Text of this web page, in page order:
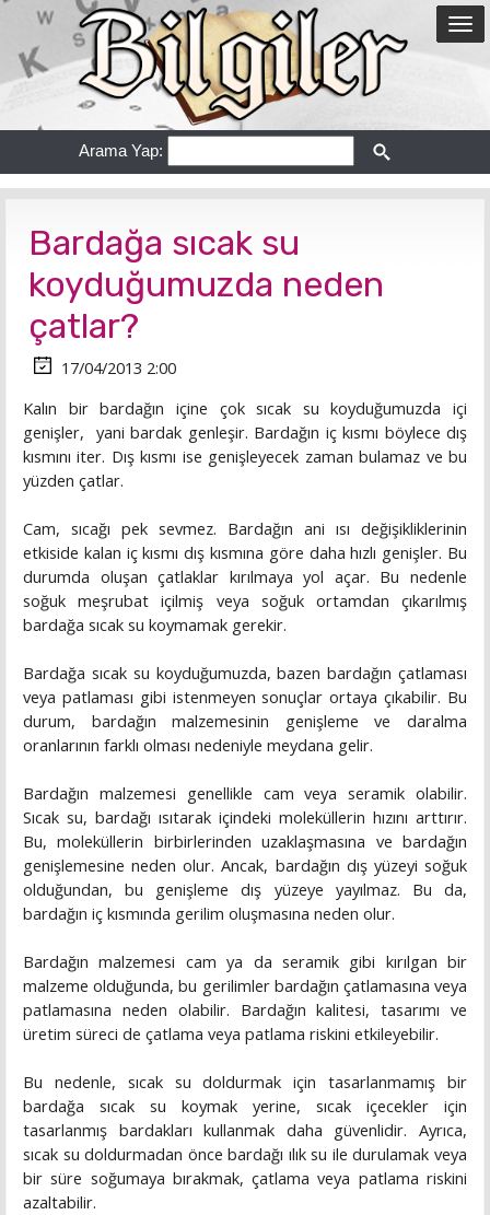
Arama Yap:
Bardağa sıcak su
koyduğumuzda neden
çatlar?
17/04/2013 2:00
Kalın bir bardağın içine çok sıcak su koyduğumuzda içi
genişler, yani bardak genleşir. Bardağın iç kısmı böylece dış
kısmını iter. Dış kısmı ise genişleyecek zaman bulamaz ve bu
yüzden çatlar.
Cam, sıcağı pek sevmez. Bardağın ani ısı değişikliklerinin
etkiside kalan iç kısmı dış kısmına göre daha hızlı genişler. Bu
durumda oluşan çatlaklar kırılmaya yol açar. Bu nedenle
soğuk meşrubat içilmiş veya soğuk ortamdan çıkarılmış
bardağa sıcak su koymamak gerekir.
Bardağa sıcak su koyduğumuzda, bazen bardağın çatlaması
veya patlaması gibi istenmeyen sonuçlar ortaya çıkabilir. Bu
durum, bardağın malzemesinin genişleme ve daralma
oranlarının farklı olması nedeniyle meydana gelir.
Bardağın malzemesi genellikle cam veya seramik olabilir.
Sıcak su, bardağı ısıtarak içindeki moleküllerin hızını arttırır.
Bu, moleküllerin birbirlerinden uzaklaşmasına ve bardağın
genişlemesine neden olur. Ancak, bardağın dış yüzeyi soğuk
olduğundan, bu genişleme dış yüzeye yayılmaz. Bu da,
bardağın iç kısmında gerilim oluşmasına neden olur.
Bardağın malzemesi cam ya da seramik gibi kırılgan bir
malzeme olduğunda, bu gerilimler bardağın çatlamasına veya
patlamasına neden olabilir. Bardağın kalitesi, tasarımı ve
üretim süreci de çatlama veya patlama riskini etkileyebilir.
Bu nedenle, sıcak su doldurmak için tasarlanmamış bir
bardağa sıcak su koymak yerine, sıcak içecekler için
tasarlanmış bardakları kullanmak daha güvenlidir. Ayrıca,
sıcak su doldurmadan önce bardağı ılık su ile durulamak veya
bir süre soğumaya bırakmak, çatlama veya patlama riskini
azaltabilir.